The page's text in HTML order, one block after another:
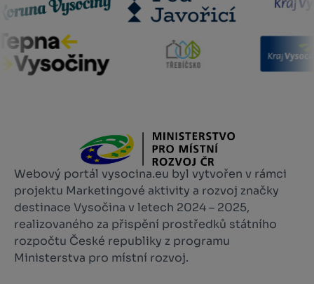
Webový portál vysocina.eu byl vytvořen v rámci
projektu Marketingové aktivity a rozvoj značky
destinace Vysočina v letech 2024 – 2025,
realizovaného za přispění prostředků státního
rozpočtu České republiky z programu
Ministerstva pro místní rozvoj.